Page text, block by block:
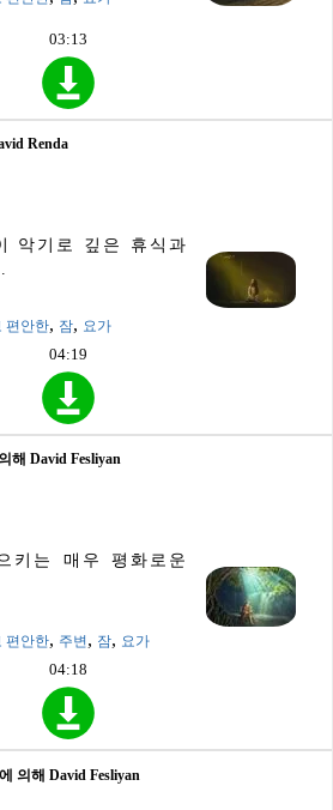
03:13
Renda
악기로 깊은 휴식과
편안한, 잠, 요가
04:19
해 David Fesliyan
키는 매우 평화로운
편안한, 주변 , 잠, 요가
04:18
의해 David Fesliyan